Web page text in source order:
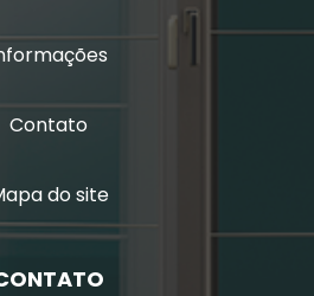
Contato
do site